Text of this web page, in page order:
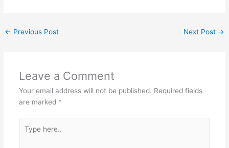
← Previous Post Next Post →
Leave a Comment
Your email address will not be published. Required fields
are marked *
here..